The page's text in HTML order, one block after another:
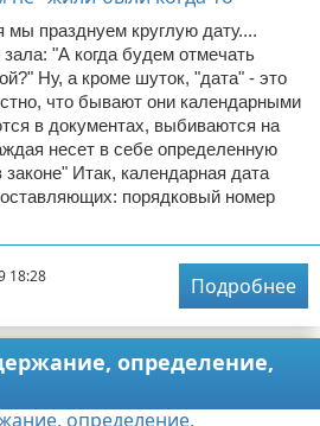
мы празднуем круглую дату....
"А когда будем отмечать
Ну, а кроме шуток, "дата" - это
что бывают они календарными
в документах, выбиваются на
несет в себе определенную
Итак, календарная дата
порядковый номер
18:28
Подробнее
определение,